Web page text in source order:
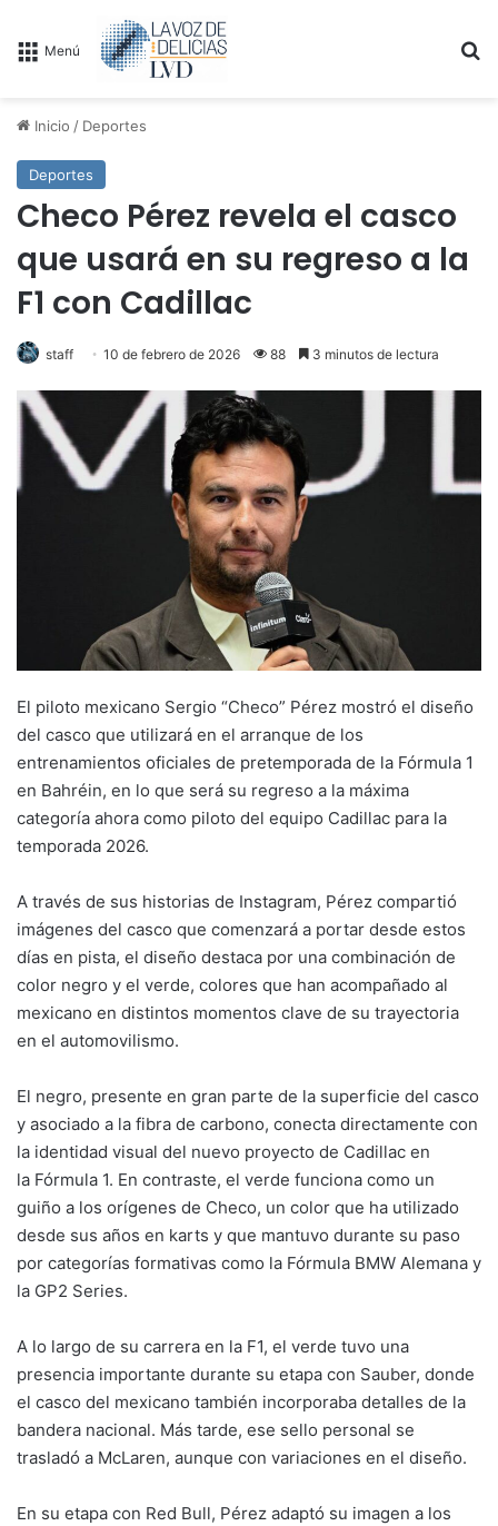
Menú
Inicio / Deportes
Deportes
Checo Pérez revela el casco
que usará en su regreso a la
F1 con Cadillac
staff 10 de febrero de 2026 88 3 minutos de lectura
El piloto mexicano Sergio “Checo” Pérez mostró el diseño
del casco que utilizará en el arranque de los
entrenamientos oficiales de pretemporada de la Fórmula 1
en Bahréin, en lo que será su regreso a la máxima
categoría ahora como piloto del equipo Cadillac para la
temporada 2026.
A través de sus historias de Instagram, Pérez compartió
imágenes del casco que comenzará a portar desde estos
días en pista, el diseño destaca por una combinación de
color negro y el verde, colores que han acompañado al
mexicano en distintos momentos clave de su trayectoria
en el automovilismo.
El negro, presente en gran parte de la superficie del casco
y asociado a la fibra de carbono, conecta directamente con
la identidad visual del nuevo proyecto de Cadillac en
la Fórmula 1. En contraste, el verde funciona como un
guiño a los orígenes de Checo, un color que ha utilizado
desde sus años en karts y que mantuvo durante su paso
por categorías formativas como la Fórmula BMW Alemana y
la GP2 Series.
A lo largo de su carrera en la F1, el verde tuvo una
presencia importante durante su etapa con Sauber, donde
el casco del mexicano también incorporaba detalles de la
bandera nacional. Más tarde, ese sello personal se
trasladó a McLaren, aunque con variaciones en el diseño.
En su etapa con Red Bull, Pérez adaptó su imagen a los